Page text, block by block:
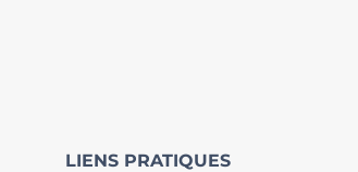
LIENS PRATIQUES